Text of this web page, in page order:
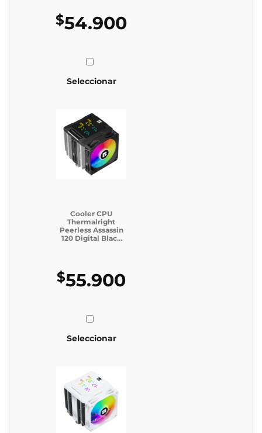
$54.900
Seleccionar
Cooler CPU
Thermalright
Peerless Assassin
120 Digital Black
$55.900
Seleccionar